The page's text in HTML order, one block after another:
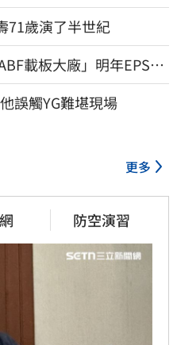
71歲演了半世紀
載板大廠」明年EPS上
誤觸YG難堪現場
更多
防空演習